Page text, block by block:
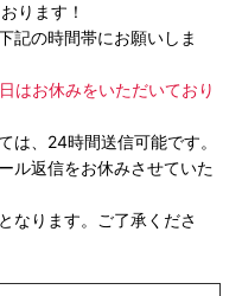
ります！
記の時間帯にお願いしま
はお休みをいただいており
は、24時間送信可能です。
ル返信をお休みさせていた
なります。ご了承くださ